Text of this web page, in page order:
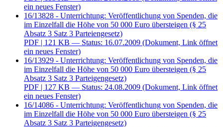
ein neues Fenster)
16/13828 - Unterrichtung: Veröffentlichung von Spenden, die
im Einzelfall die Höhe von 50 000 Euro übersteigen (§ 25
Absatz 3 Satz 3 Parteiengesetz)
PDF | 121 KB — Status: 16.07.2009 (Dokument, Link öffnet
ein neues Fenster)
16/13929 - Unterrichtung: Veröffentlichung von Spenden, die
im Einzelfall die Höhe von 50 000 Euro übersteigen (§ 25
Absatz 3 Satz 3 Parteigengesetz)
PDF | 127 KB — Status: 24.08.2009 (Dokument, Link öffnet
ein neues Fenster)
16/14086 - Unterrichtung: Veröffentlichung von Spenden, die
im Einzelfall die Höhe von 50 000 Euro übersteigen (§ 25
Absatz 3 Satz 3 Parteigengesetz)